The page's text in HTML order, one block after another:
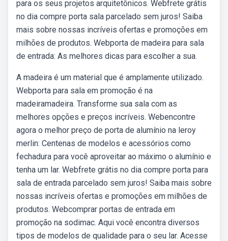
para os seus projetos arquitetônicos. Webfrete grátis
no dia compre porta sala parcelado sem juros! Saiba
mais sobre nossas incríveis ofertas e promoções em
milhões de produtos. Webporta de madeira para sala
de entrada: As melhores dicas para escolher a sua.
A madeira é um material que é amplamente utilizado.
Webporta para sala em promoção é na
madeiramadeira. Transforme sua sala com as
melhores opções e preços incríveis. Webencontre
agora o melhor preço de porta de alumínio na leroy
merlin: Centenas de modelos e acessórios como
fechadura para você aproveitar ao máximo o alumínio e
tenha um lar. Webfrete grátis no dia compre porta para
sala de entrada parcelado sem juros! Saiba mais sobre
nossas incríveis ofertas e promoções em milhões de
produtos. Webcomprar portas de entrada em
promoção na sodimac. Aqui você encontra diversos
tipos de modelos de qualidade para o seu lar. Acesse